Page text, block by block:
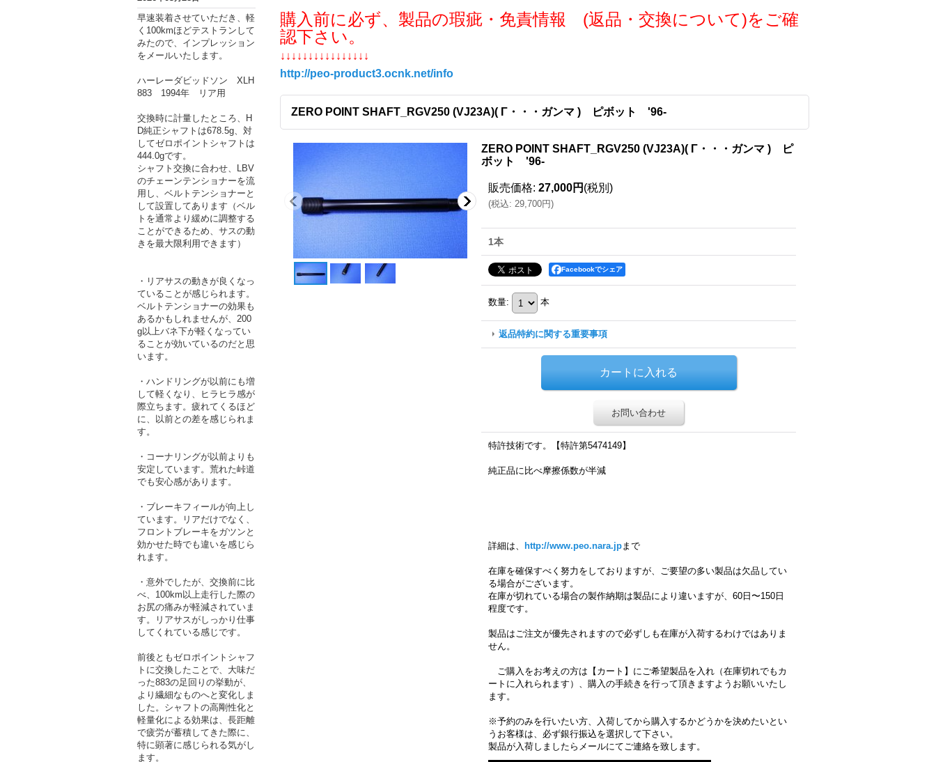
早速装着させていただき、軽
く100kmほどテストランして
みたので、インプレッション
をメールいたします。
ハーレーダビッドソン XLH
883 1994年 リア用
交換時に計量したところ、H
D純正シャフトは678.5g、対
してゼロポイントシャフトは
444.0gです。
シャフト交換に合わせ、LBV
のチェーンテンショナーを流
用し、ベルトテンショナーと
して設置してあります（ベル
トを通常より緩めに調整する
ことができるため、サスの動
きを最大限利用できます）
・リアサスの動きが良くなっ
ていることが感じられます。
ベルトテンショナーの効果も
あるかもしれませんが、200
g以上バネ下が軽くなってい
ることが効いているのだと思
います。
・ハンドリングが以前にも増
して軽くなり、ヒラヒラ感が
際立ちます。疲れてくるほど
に、以前との差を感じられま
す。
・コーナリングが以前よりも
安定しています。荒れた峠道
でも安心感があります。
・ブレーキフィールが向上し
ています。リアだけでなく、
フロントブレーキをガツンと
効かせた時でも違いを感じら
れます。
・意外でしたが、交換前に比
べ、100km以上走行した際の
お尻の痛みが軽減されていま
す。リアサスがしっかり仕事
してくれている感じです。
前後ともゼロポイントシャフ
トに交換したことで、大味だ
った883の足回りの挙動が、
より繊細なものへと変化しま
した。シャフトの高剛性化と
軽量化による効果は、長距離
で疲労が蓄積してきた際に、
特に顕著に感じられる気がし
ます。
購入前に必ず、製品の瑕疵・免責情報 (返品・交換について)をご確
認下さい。
↓↓↓↓↓↓↓↓↓↓↓↓↓↓↓↓
http://peo-product3.ocnk.net/info
ZERO POINT SHAFT_RGV250 (VJ23A)( Γ・・・ガンマ ) ピボット '96-
ZERO POINT SHAFT_RGV250 (VJ23A)( Γ・・・ガンマ ) ピ
ボット '96-
販売価格: 27,000円 (税別)
(税込: 29,700円)
1本
Facebookでシェア
数量: 本
返品特約に関する重要事項
お問い合わせ
特許技術です。【特許第5474149】
純正品に比べ摩擦係数が半減
詳細は、 http://www.peo.nara.jpまで
在庫を確保すべく努力をしておりますが、ご要望の多い製品は欠品してい
る場合がございます。
在庫が切れている場合の製作納期は製品により違いますが、60日〜150日
程度です。
製品はご注文が優先されますので必ずしも在庫が入荷するわけではありま
せん。
ご購入をお考えの方は【カート】にご希望製品を入れ（在庫切れでもカ
ートに入れられます）、購入の手続きを行って頂きますようお願いいたし
ます。
※予約のみを行いたい方、入荷してから購入するかどうかを決めたいとい
うお客様は、必ず銀行振込を選択して下さい。
製品が入荷しましたらメールにてご連絡を致します。